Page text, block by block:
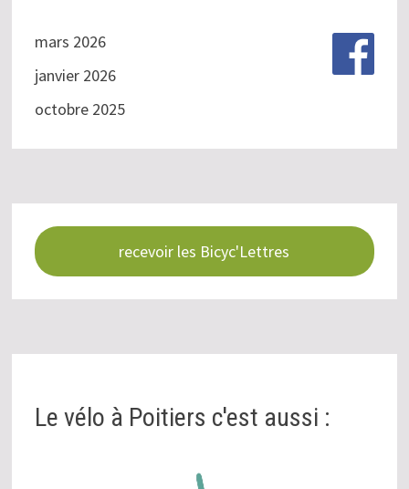
mars 2026
janvier 2026
octobre 2025
recevoir les Bicyc'Lettres
Le vélo à Poitiers c'est aussi :